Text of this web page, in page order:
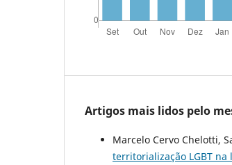
Artigos mais lidos pelo
Marcelo Cervo Chelotti,
territorialização LGBT